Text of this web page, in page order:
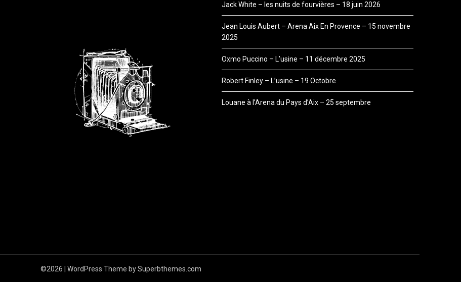
Jack White – les nuits de fourvières – 18 juin 2026
Jean Louis Aubert – Arena Aix En Provence – 15 novembre
2025
Oxmo Puccino – L’usine – 11 décembre 2025
Robert Finley – L’usine – 19 Octobre
Louane à l’Arena du Pays d’Aix – 25 septembre
©2026 | WordPress Theme bySuperbthemes.com